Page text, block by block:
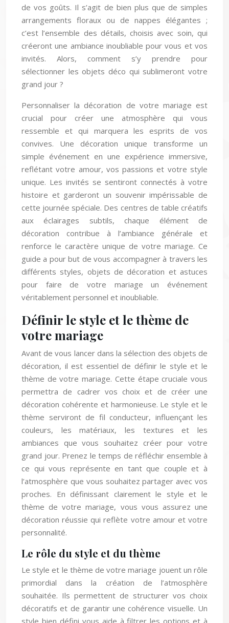
de vos goûts. Il s’agit de bien plus que de simples
arrangements floraux ou de nappes élégantes ;
c’est l’ensemble des détails, choisis avec soin, qui
créeront une ambiance inoubliable pour vous et vos
invités. Alors, comment s’y prendre pour
sélectionner les objets déco qui sublimeront votre
grand jour ?
Personnaliser la décoration de votre mariage est
crucial pour créer une atmosphère qui vous
ressemble et qui marquera les esprits de vos
convives. Une décoration unique transforme un
simple événement en une expérience immersive,
reflétant votre amour, vos passions et votre style
unique. Les invités se sentiront connectés à votre
histoire et garderont un souvenir impérissable de
cette journée spéciale. Des centres de table créatifs
aux éclairages subtils, chaque élément de
décoration contribue à l’ambiance générale et
renforce le caractère unique de votre mariage. Ce
guide a pour but de vous accompagner à travers les
différents styles, objets de décoration et astuces
pour faire de votre mariage un événement
véritablement personnel et inoubliable.
Définir le style et le thème de
votre mariage
Avant de vous lancer dans la sélection des objets de
décoration, il est essentiel de définir le style et le
thème de votre mariage. Cette étape cruciale vous
permettra de cadrer vos choix et de créer une
décoration cohérente et harmonieuse. Le style et le
thème serviront de fil conducteur, influençant les
couleurs, les matériaux, les textures et les
ambiances que vous souhaitez créer pour votre
grand jour. Prenez le temps de réfléchir ensemble à
ce qui vous représente en tant que couple et à
l’atmosphère que vous souhaitez partager avec vos
proches. En définissant clairement le style et le
thème de votre mariage, vous vous assurez une
décoration réussie qui reflète votre amour et votre
personnalité.
Le rôle du style et du thème
Le style et le thème de votre mariage jouent un rôle
primordial dans la création de l’atmosphère
souhaitée. Ils permettent de structurer vos choix
décoratifs et de garantir une cohérence visuelle. Un
style bien défini vous aide à filtrer les options et à